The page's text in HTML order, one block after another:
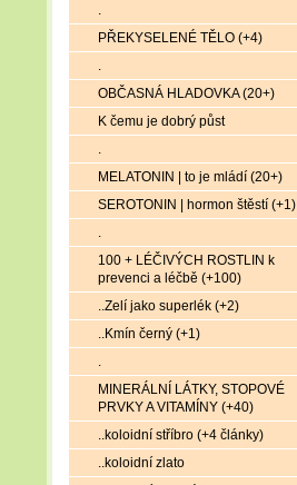
.
PŘEKYSELENÉ TĚLO (+4)
.
OBČASNÁ HLADOVKA (20+)
K čemu je dobrý půst
.
MELATONIN | to je mládí (20+)
SEROTONIN | hormon štěstí (+1)
.
100 + LÉČIVÝCH ROSTLIN k
prevenci a léčbě (+100)
..Zelí jako superlék (+2)
..Kmín černý (+1)
.
MINERÁLNÍ LÁTKY, STOPOVÉ
PRVKY A VITAMÍNY (+40)
..koloidní stříbro (+4 články)
..koloidní zlato